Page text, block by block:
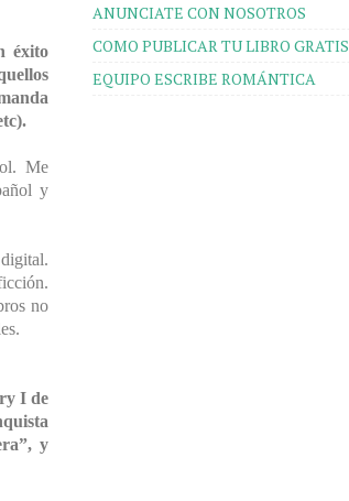
éxito
Me
y
no
I de
y
ANUNCIATE CON NOSOTROS
COMO PUBLICAR TU LIBRO GRATIS
EQUIPO ESCRIBE ROMÁNTICA